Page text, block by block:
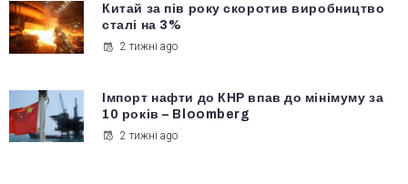
Китай за пів року скоротив виробництво
сталі на 3%
2 тижні ago
Імпорт нафти до КНР впав до мінімуму за
10 років – Bloomberg
2 тижні ago